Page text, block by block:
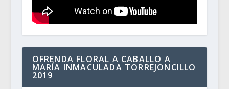
OFRENDA FLORAL A CABALLO A
MARÍA INMACULADA TORREJONCILLO
2019